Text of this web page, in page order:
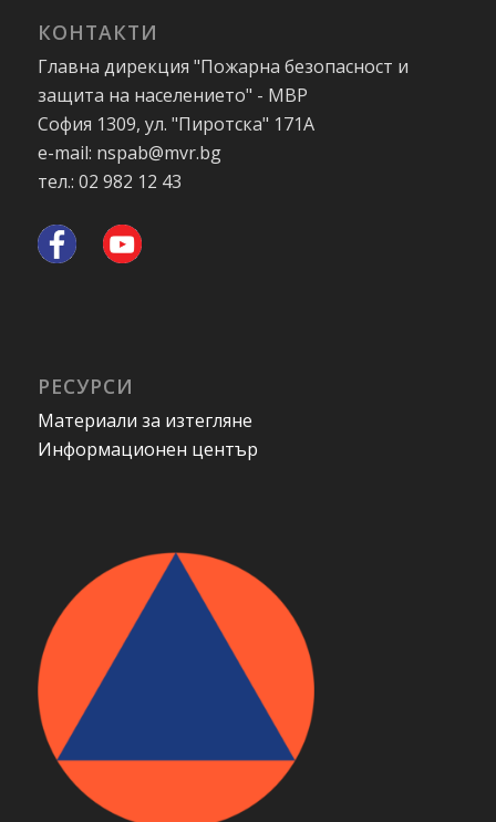
КОНТАКТИ
Главна дирекция "Пожарна безопасност и
защита на населението" - МВР
София 1309, ул. "Пиротска" 171А
e-mail: nspab@mvr.bg
тел.: 02 982 12 43
РЕСУРСИ
Материали за изтегляне
Информационен център